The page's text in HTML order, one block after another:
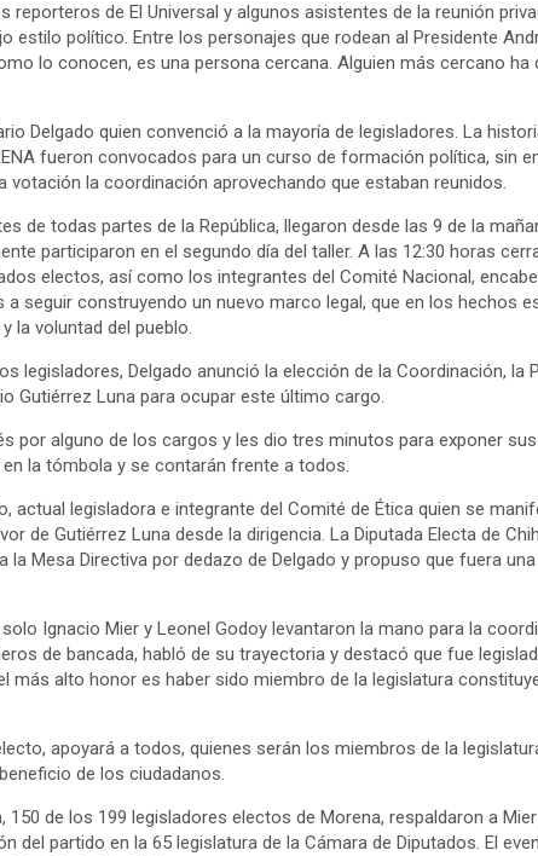
reporteros de El Universal y algunos asistentes de la reunión
estilo político. Entre los personajes que rodean al Presidente
lo conocen, es una persona cercana. Alguien más cercano ha
Delgado quien convenció a la mayoría de legisladores. La
fueron convocados para un curso de formación política, sin
votación la coordinación aprovechando que estaban reunidos.
de todas partes de la República, llegaron desde las 9 de la
participaron en el segundo día del taller. A las 12:30 horas
electos, así como los integrantes del Comité Nacional,
a seguir construyendo un nuevo marco legal, que en los hechos
la voluntad del pueblo.
legisladores, Delgado anunció la elección de la Coordinación, la
Gutiérrez Luna para ocupar este último cargo.
por alguno de los cargos y les dio tres minutos para exponer
la tómbola y se contarán frente a todos.
actual legisladora e integrante del Comité de Ética quien se
de Gutiérrez Luna desde la dirigencia. La Diputada Electa de
la Mesa Directiva por dedazo de Delgado y propuso que fuera
Ignacio Mier y Leonel Godoy levantaron la mano para la
de bancada, habló de su trayectoria y destacó que fue
más alto honor es haber sido miembro de la legislatura
apoyará a todos, quienes serán los miembros de la
de los ciudadanos.
150 de los 199 legisladores electos de Morena, respaldaron a
del partido en la 65 legislatura de la Cámara de Diputados. El